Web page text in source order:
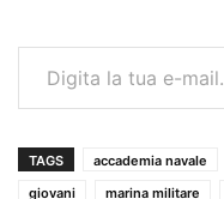
Digita la tua e-mail...
TAGS accademia navale
giovani
marina militare